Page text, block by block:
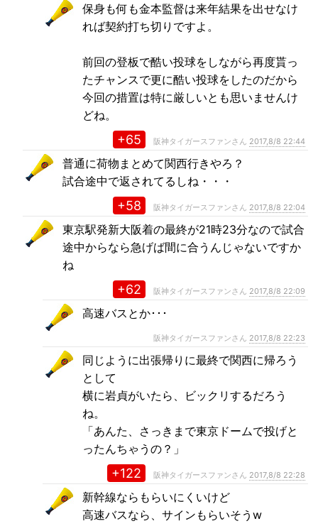
保身も何も金本監督は来年結果を出せなけ
れば契約打ち切りですよ。
前回の登板で酷い投球をしながら再度貰っ
たチャンスで更に酷い投球をしたのだから
今回の措置は特に厳しいとも思いませんけ
どね。
+65 阪神タイガースファンさん 2017,8/8 22:44
普通に荷物まとめて関西行きやろ？
試合途中で返されてるしね・・・
+58 阪神タイガースファンさん 2017,8/8 22:04
東京駅発新大阪着の最終が21時23分なので試合
途中からなら急げば間に合うんじゃないですか
ね
+62 阪神タイガースファンさん 2017,8/8 22:09
高速バスとか･･･
阪神タイガースファンさん 2017,8/8 22:23
同じように出張帰りに最終で関西に帰ろう
として
横に岩貞がいたら、ビックリするだろう
ね。
「あんた、さっきまで東京ドームで投げと
ったんちゃうの？」
+122 阪神タイガースファンさん 2017,8/8 22:28
新幹線ならもらいにくいけど
高速バスなら、サインもらいそうw